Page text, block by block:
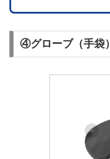
④グローブ（手袋）